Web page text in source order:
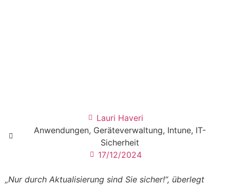
Lauri Haveri
Anwendungen, Geräteverwaltung, Intune, IT-
Sicherheit
17/12/2024
„Nur durch Aktualisierung sind Sie sicher!“, überlegt